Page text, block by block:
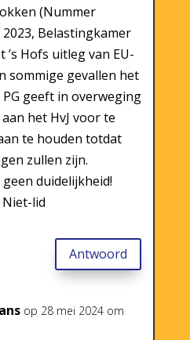
(Nummer
Belastingkamer
’s Hofs uitleg van EU-
sommige gevallen het
geeft in overweging
het HvJ voor te
te houden totdat
zullen zijn.
duidelijkheid!
lid
Antwoord
op 28 mei 2024 om